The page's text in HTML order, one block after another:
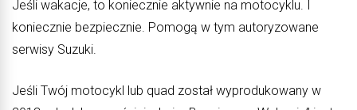
Jeśli wakacje, to koniecznie aktywnie na motocyklu. I
koniecznie bezpiecznie. Pomogą w tym autoryzowane
serwisy Suzuki.
Jeśli Twój motocykl lub quad został wyprodukowany w